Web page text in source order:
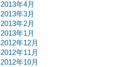
2013年4月
2013年3月
2013年2月
2013年1月
2012年12月
2012年11月
2012年10月